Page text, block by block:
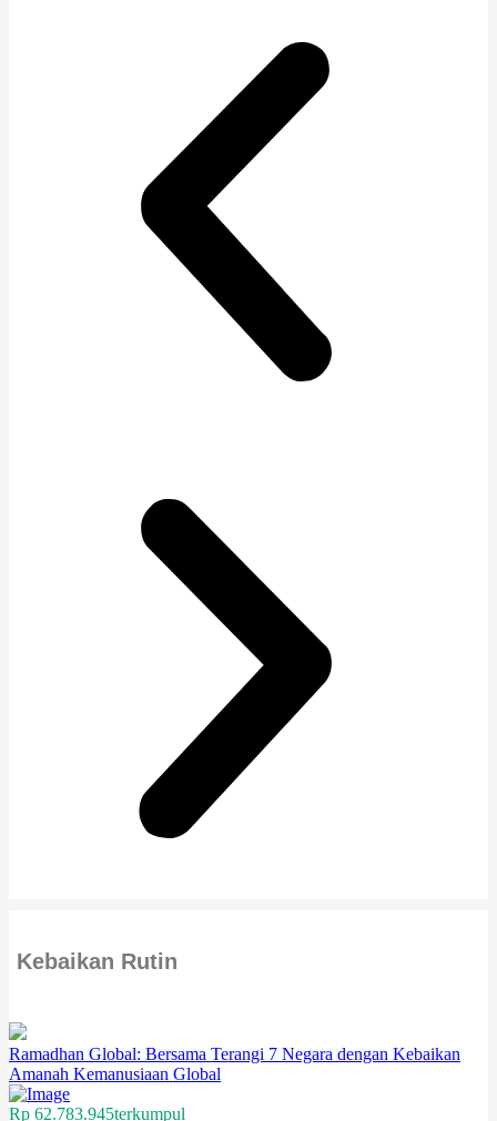
Kebaikan Rutin
Ramadhan Global: Bersama Terangi 7 Negara dengan Kebaikan
Amanah Kemanusiaan Global
Rp 62.783.945terkumpul